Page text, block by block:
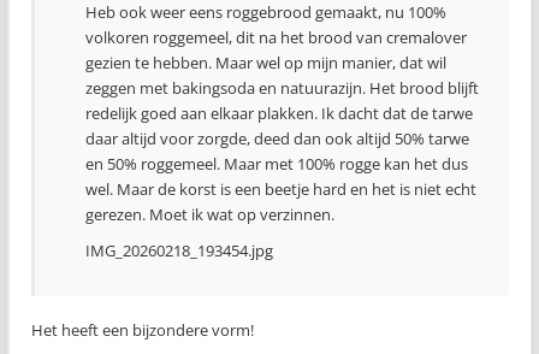
Heb ook weer eens roggebrood gemaakt, nu 100%
volkoren roggemeel, dit na het brood van cremalover
gezien te hebben. Maar wel op mijn manier, dat wil
zeggen met bakingsoda en natuurazijn. Het brood blijft
redelijk goed aan elkaar plakken. Ik dacht dat de tarwe
daar altijd voor zorgde, deed dan ook altijd 50% tarwe
en 50% roggemeel. Maar met 100% rogge kan het dus
wel. Maar de korst is een beetje hard en het is niet echt
gerezen. Moet ik wat op verzinnen.
IMG_20260218_193454.jpg
Het heeft een bijzondere vorm!